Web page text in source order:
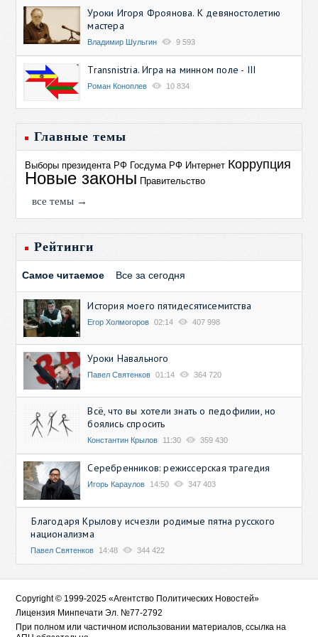
Уроки Игоря Фроянова. К девяностолетию
мастера
Владимир Шульгин 9 593
Transnistria. Игра на минном поле - III
Роман Коноплев 10 834
Главные темы
Выборы президента РФ Госдума РФ Интернет Коррупция
Новые законы Правительство
все темы →
Рейтинги
Самое читаемое Все за сегодня
История моего пятидесятисемитства
Егор Холмогоров 02:14 407 998
Уроки Навального
Павел Святенков 01:14 364 720
Всё, что вы хотели знать о педофилии, но
боялись спросить
Константин Крылов 11:30 359 430
Серебренников: режиссерская трагедия
Игорь Караулов 14:50 347 403
Благодаря Крылову исчезли родимые пятна русского
национализма
Павел Святенков 14:48 344 422
Copyright © 1999-2025 «Агентство Политических Новостей»
Лицензия Минпечати Эл. №77-2792
При полном или частичном использовании материалов, ссылка на